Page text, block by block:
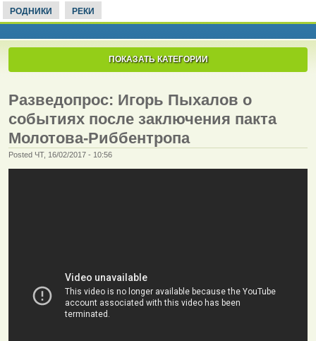
РОДНИКИ РЕКИ
ПОКАЗАТЬ КАТЕГОРИИ
Разведопрос: Игорь Пыхалов о
событиях после заключения пакта
Молотова-Риббентропа
Posted ЧТ, 16/02/2017 - 10:56